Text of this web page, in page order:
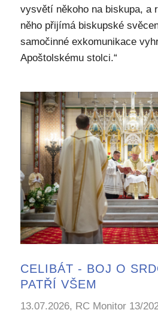
vysvětí někoho na biskupa, a
něho přijímá biskupské
samočinné exkomunikace
Apoštolskému stolci.“
CELIBÁT - BOJ O
PATŘÍ VŠEM
13.07.2026, RC Monitor 13/